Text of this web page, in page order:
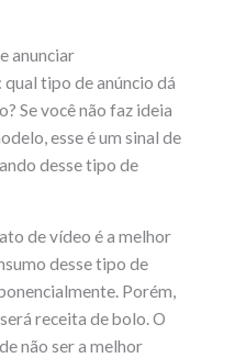
anunciar
tipo de anúncio dá
Se você não faz ideia
esse é um sinal de
desse tipo de
de vídeo é a melhor
desse tipo de
Porém,
receita de bolo. O
não ser a melhor